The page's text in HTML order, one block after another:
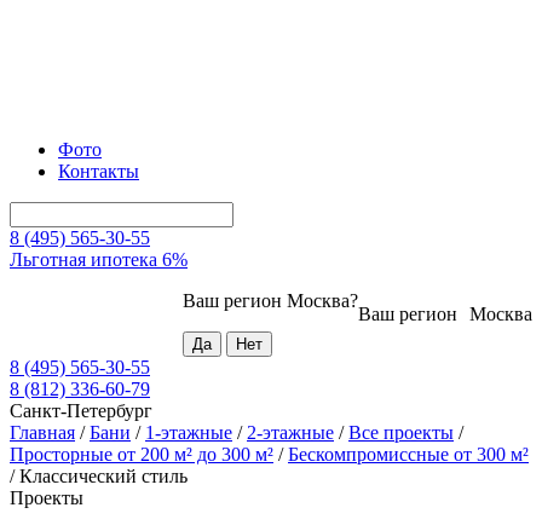
Фото
Контакты
8 (495) 565-30-55
Льготная ипотека 6%
Москва
Ваш регион
Ваш регион Москва?
8 (495) 565-30-55
8 (812) 336-60-79
Санкт-Петербург
Главная /Бани / 1-этажные / 2-этажные /Все проекты /
Просторные от 200 м² до 300 м² /Бескомпромиссные от 300 м²
/Классический стиль
Проекты